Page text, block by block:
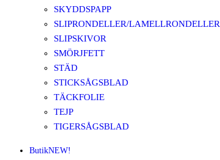
SKYDDSPAPP
SLIPRONDELLER/LAMELLRONDELLER
SLIPSKIVOR
SMÖRJFETT
STÄD
STICKSÅGSBLAD
TÄCKFOLIE
TEJP
TIGERSÅGSBLAD
ButikNEW!